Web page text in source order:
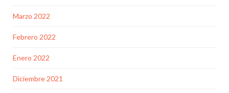
Marzo 2022
Febrero 2022
Enero 2022
Diciembre 2021